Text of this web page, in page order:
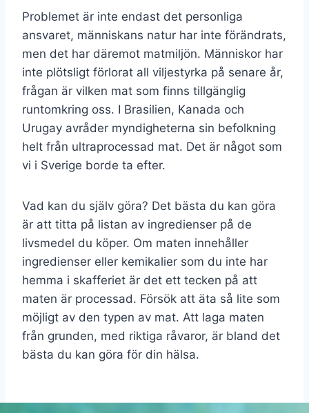
Problemet är inte endast det personliga
ansvaret, människans natur har inte förändrats,
men det har däremot matmiljön. Människor har
inte plötsligt förlorat all viljestyrka på senare år,
frågan är vilken mat som finns tillgänglig
runtomkring oss. I Brasilien, Kanada och
Urugay avråder myndigheterna sin befolkning
helt från ultraprocessad mat. Det är något som
vi i Sverige borde ta efter.
Vad kan du själv göra? Det bästa du kan göra
är att titta på listan av ingredienser på de
livsmedel du köper. Om maten innehåller
ingredienser eller kemikalier som du inte har
hemma i skafferiet är det ett tecken på att
maten är processad. Försök att äta så lite som
möjligt av den typen av mat. Att laga maten
från grunden, med riktiga råvaror, är bland det
bästa du kan göra för din hälsa.